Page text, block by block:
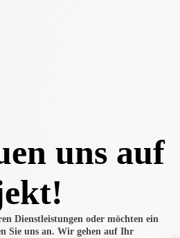
uns auf
Dienstleistungen oder möchten ein
Sie uns an. Wir gehen auf Ihr